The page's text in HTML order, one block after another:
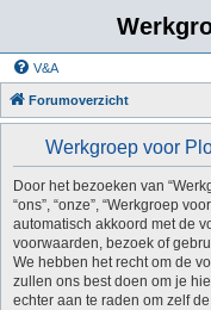
V&A
Forumoverzicht
Werkgroep voor
Door het bezoeken van
“ons”, “onze”, “Werkgroep
automatisch akkoord met de
voorwaarden, bezoek of
We hebben het recht om de
zullen ons best doen om je
echter aan te raden om zelf